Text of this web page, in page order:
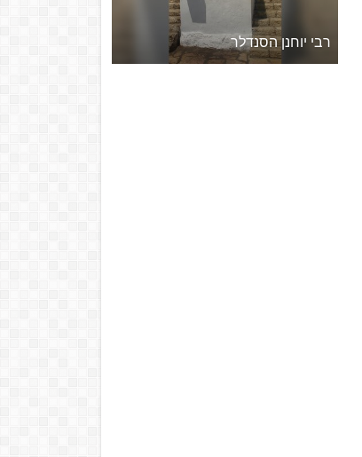
רבי יוחנן הסנדלר